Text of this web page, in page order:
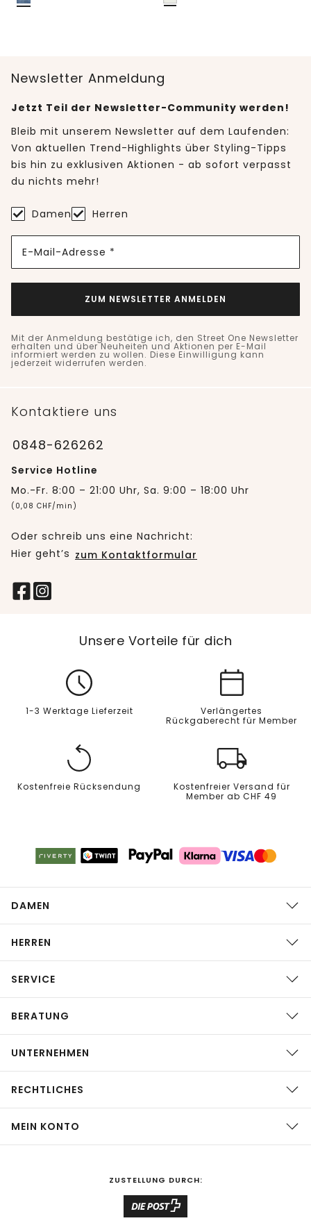
Newsletter Anmeldung
Jetzt Teil der Newsletter-Community werden!
Bleib mit unserem Newsletter auf dem Laufenden:
Von aktuellen Trend-Highlights über Styling-Tipps
bis hin zu exklusiven Aktionen - ab sofort verpasst
du nichts mehr!
Damen Herren
E-Mail-Adresse *
ZUM NEWSLETTER ANMELDEN
Mit der Anmeldung bestätige ich, den Street One Newsletter
erhalten und über Neuheiten und Aktionen per E-Mail
informiert werden zu wollen. Diese Einwilligung kann
jederzeit widerrufen werden.
Kontaktiere uns
0848-626262
Service Hotline
Mo.-Fr. 8:00 – 21:00 Uhr, Sa. 9:00 – 18:00 Uhr
(0,08 CHF/min)
Oder schreib uns eine Nachricht:
Hier geht’s zum Kontaktformular
Unsere Vorteile für dich
1-3 Werktage Lieferzeit
Verlängertes
Rückgaberecht für Member
Kostenfreie Rücksendung
Kostenfreier Versand für
Member ab CHF 49
DAMEN
HERREN
SERVICE
BERATUNG
UNTERNEHMEN
RECHTLICHES
MEIN KONTO
ZUSTELLUNG DURCH: